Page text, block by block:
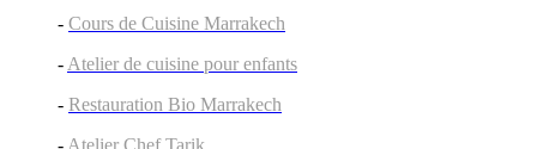
- Cours de Cuisine Marrakech
- Atelier de cuisine pour enfants
- Restauration Bio Marrakech
- Atelier Chef Tarik